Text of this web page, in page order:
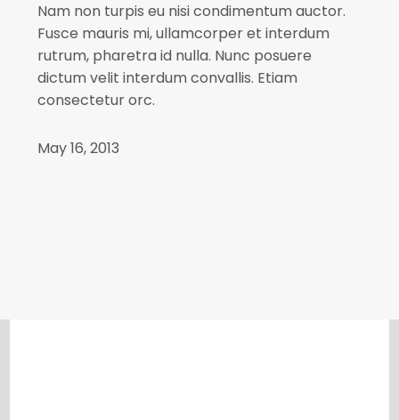
Nam non turpis eu nisi condimentum auctor.
Fusce mauris mi, ullamcorper et interdum
rutrum, pharetra id nulla. Nunc posuere
dictum velit interdum convallis. Etiam
consectetur orc.
May 16, 2013